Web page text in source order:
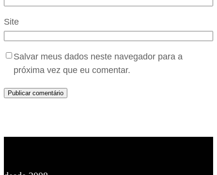
Site
Salvar meus dados neste navegador para a
próxima vez que eu comentar.